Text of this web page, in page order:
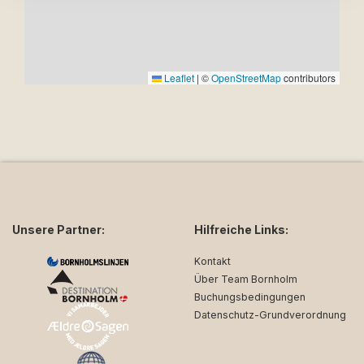
Leaflet | ©OpenStreetMapcontributors
Unsere Partner: Hilfreiche Links:
Kontakt
Über Team Bornholm
Buchungsbedingungen
Datenschutz-Grundverordnung